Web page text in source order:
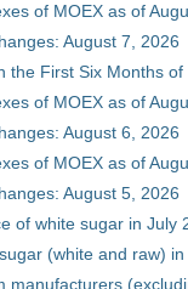
of MOEX as of
August 7, 2026
the First Six Months of
of MOEX as of
August 6, 2026
of MOEX as of
August 5, 2026
of white sugar in July
(white and raw)
manufacturers